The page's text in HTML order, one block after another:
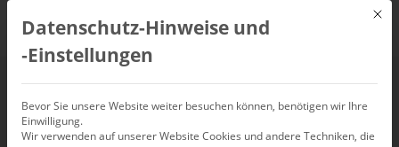
Integrierte Planung
Mit
Datenschutz-Hinweise und
‑Einstellungen
Bevor Sie unsere Website weiter besuchen können, benötigen wir Ihre
Einwilligung.
Wir verwenden auf unserer Website Cookies und andere Techniken, die